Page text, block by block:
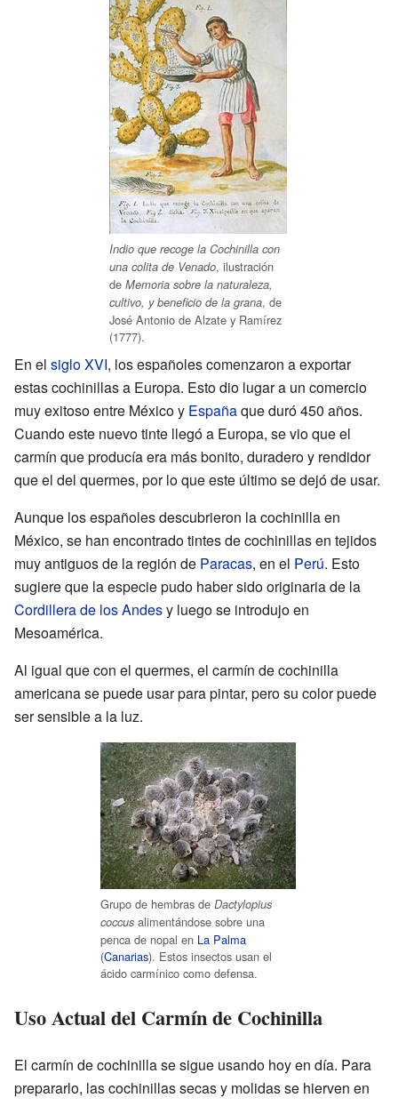
Indio que recoge la Cochinilla con
una colita de Venado, ilustración
de Memoria sobre la naturaleza,
cultivo, y beneficio de la grana, de
José Antonio de Alzate y Ramírez
(1777).
En el siglo XVI, los españoles comenzaron a exportar
estas cochinillas a Europa. Esto dio lugar a un comercio
muy exitoso entre México y Españaque duró 450 años.
Cuando este nuevo tinte llegó a Europa, se vio que el
carmín que producía era más bonito, duradero y rendidor
que el del quermes, por lo que este último se dejó de usar.
Aunque los españoles descubrieron la cochinilla en
México, se han encontrado tintes de cochinillas en tejidos
muy antiguos de la región de Paracas, en el Perú. Esto
sugiere que la especie pudo haber sido originaria de la
Cordillera de los Andesy luego se introdujo en
Mesoamérica.
Al igual que con el quermes, el carmín de cochinilla
americana se puede usar para pintar, pero su color puede
ser sensible a la luz.
Grupo de hembras de Dactylopius
coccus alimentándose sobre una
penca de nopal en La Palma
(Canarias). Estos insectos usan el
ácido carmínico como defensa.
Uso Actual del Carmín de Cochinilla
El carmín de cochinilla se sigue usando hoy en día. Para
prepararlo, las cochinillas secas y molidas se hierven en